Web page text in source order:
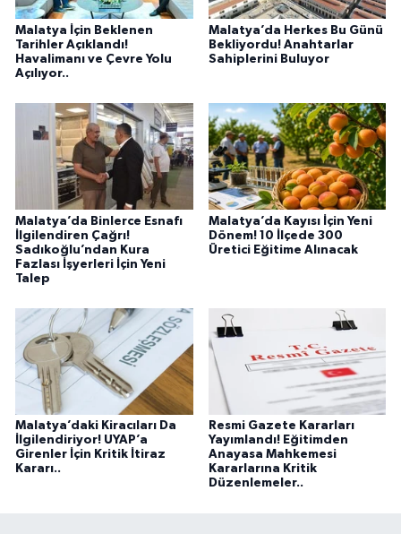
Malatya İçin Beklenen
Tarihler Açıklandı!
Havalimanı ve Çevre Yolu
Açılıyor..
Malatya’da Herkes Bu Günü
Bekliyordu! Anahtarlar
Sahiplerini Buluyor
Malatya’da Binlerce Esnafı
İlgilendiren Çağrı!
Sadıkoğlu’ndan Kura
Fazlası İşyerleri İçin Yeni
Talep
Malatya’da Kayısı İçin Yeni
Dönem! 10 İlçede 300
Üretici Eğitime Alınacak
Malatya’daki Kiracıları Da
İlgilendiriyor! UYAP’a
Girenler İçin Kritik İtiraz
Kararı..
Resmi Gazete Kararları
Yayımlandı! Eğitimden
Anayasa Mahkemesi
Kararlarına Kritik
Düzenlemeler..